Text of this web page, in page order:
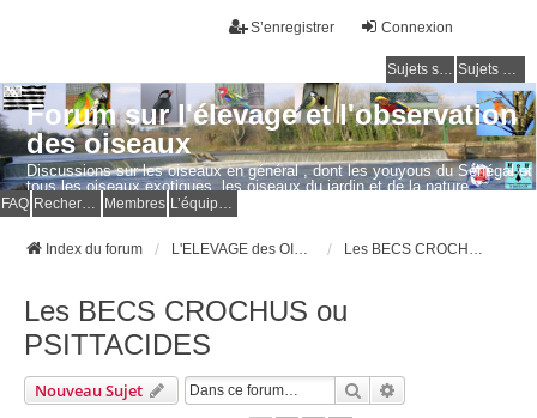
Connexion
S’enregistrer
Sujets sans réponse Sujets actifs
Forum sur l'élevage et l'observation
des oiseaux
Discussions sur les oiseaux en général , dont les youyous du Sénégal et
tous les oiseaux exotiques, les oiseaux du jardin et de la nature.
Questions, photos, expériences.
FAQ Membres
Index du forum
Les BECS CROCHUS ou
PSITTACIDES
Nouveau Sujet Rechercher